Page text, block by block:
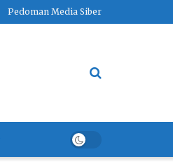
Pedoman Media Siber